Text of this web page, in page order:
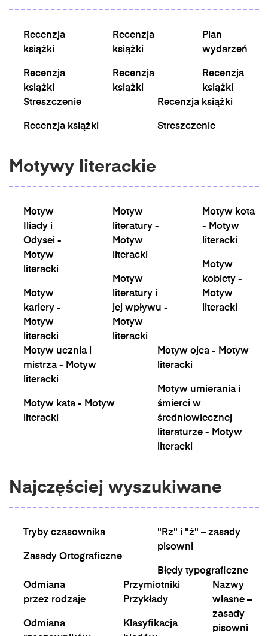
Recenzja
książki
Recenzja
książki
Recenzja
książki
Recenzja
książki
Plan
wydarzeń
Recenzja
książki
Streszczenie
Recenzja książki
Recenzja książki
Streszczenie
Motywy literackie
Motyw
Iliady i
Odysei -
Motyw
literacki
Motyw
kariery -
Motyw
literacki
Motyw
literatury -
Motyw
literacki
Motyw
literatury i
jej wpływu -
Motyw
literacki
Motyw kota
- Motyw
literacki
Motyw
kobiety -
Motyw
literacki
Motyw ucznia i
mistrza - Motyw
literacki
Motyw kata - Motyw
literacki
Motyw ojca - Motyw
literacki
Motyw umierania i
śmierci w
średniowiecznej
literaturze - Motyw
literacki
Najczęściej wyszukiwane
Tryby czasownika
Zasady Ortograficzne
"Rz" i "ż" – zasady
pisowni
Błędy typograficzne
Odmiana
przez rodzaje
Odmiana
Przymiotniki
Przykłady
Klasyfikacja
Nazwy
własne –
zasady
pisowni